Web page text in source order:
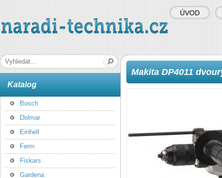
naradi-technika.cz
Makita DP4011
Katalog
Bosch
Dolmar
Einhell
Ferm
Fiskars
Gardena
ÚVOD
Hledaná fráze